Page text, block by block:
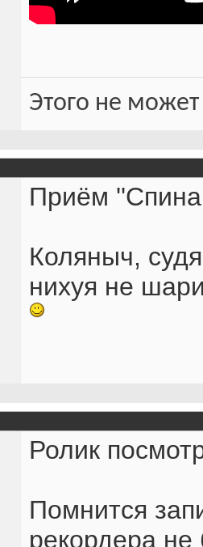
Этого не
Приём ''Спина
Коляныч,
нихуя не
Ролик
Помнится
рекордера